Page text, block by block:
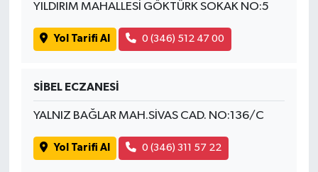
YILDIRIM MAHALLESİ GÖKTÜRK SOKAK NO:5
Yol Tarifi Al 0 (346) 512 47 00
SİBEL ECZANESİ
YALNIZ BAĞLAR MAH.SİVAS CAD. NO:136/C
Yol Tarifi Al 0 (346) 311 57 22